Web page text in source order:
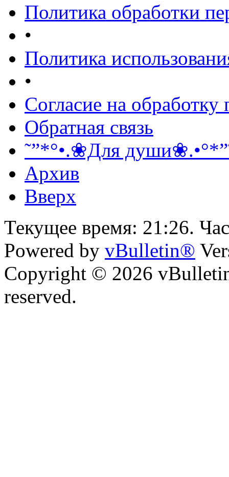
Политика обработки
•
Политика
•
Согласие на
Обратная связь
˜”*°•.❀Для
Архив
Вверх
Текущее время: 21:26.
Powered by vBulletin®
Copyright © 2026
reserved.